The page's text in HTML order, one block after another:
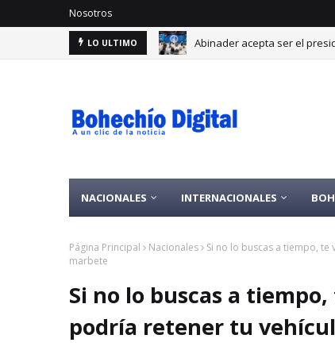
Nosotros
LO ULTIMO Por lo alto: RD alcanza 30
NACIONALES INTERNACIONALES
Página Principal Nacionales
Si no lo buscas a tiempo,
marbete
Si no lo buscas a
podría retener tu